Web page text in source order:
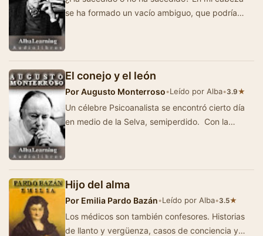
se ha formado un vacío ambiguo, que podría
El conejo y el león
PorAugusto Monterroso•Leído por Alba•3.9★
Un célebre Psicoanalista se encontró cierto día
en medio de la Selva, semiperdido. Con la
Hijo del alma
Por Emilia Pardo Bazán•Leído por Alba•3.5★
Los médicos son también confesores. Historias
de llanto y vergüenza, casos de conciencia y